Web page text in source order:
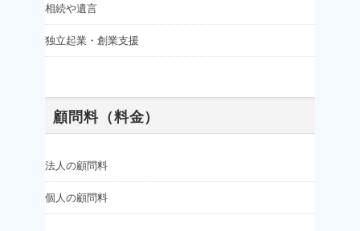
相続や遺言
独立起業・創業支援
顧問料（料金）
法人の顧問料
個人の顧問料